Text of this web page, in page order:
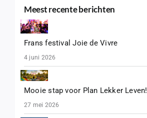
Meest recente berichten
Frans festival Joie de Vivre
4 juni 2026
Mooie stap voor Plan Lekker Leven!
27 mei 2026